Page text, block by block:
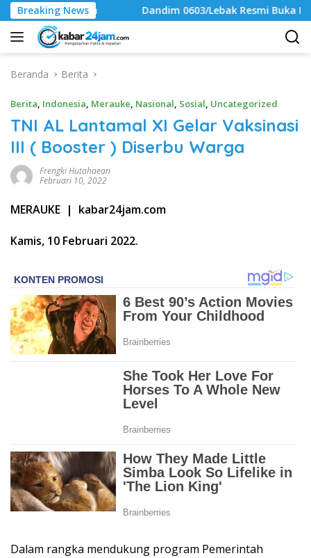
Langsung
ke
konten
Breaking NewsDandim 0603/Lebak Resmi Buka Kejuaraan Karate
Beranda Berita
Berita, Indonesia, Merauke, Nasional, Sosial, Uncategorized
TNI AL Lantamal XI Gelar Vaksinasi
III ( Booster ) Diserbu Warga
Frengki Hutahaean
Februari 10, 2022
MERAUKE | kabar24jam.com
Kamis, 10 Februari 2022.
Dalam rangka mendukung program Pemerintah